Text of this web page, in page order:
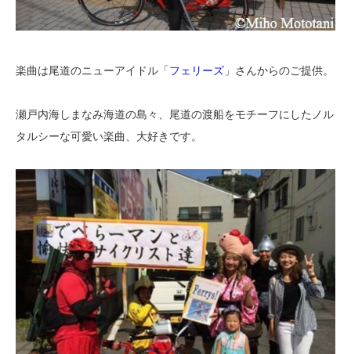
楽曲は尾道のニューアイドル「フェリーズ 」さんからのご提供。
瀬戸内海しまなみ海道の島々、尾道の渡船をモチーフにしたノル
タルシーな可愛い楽曲、大好きです。